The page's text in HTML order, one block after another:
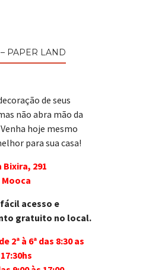
PAPER LAND
de seus
não abra mão da
hoje mesmo
para sua casa!
Bixira, 291
Mooca
acesso e
gratuito no local.
2ª à 6ª das 8:30 as
17:30hs